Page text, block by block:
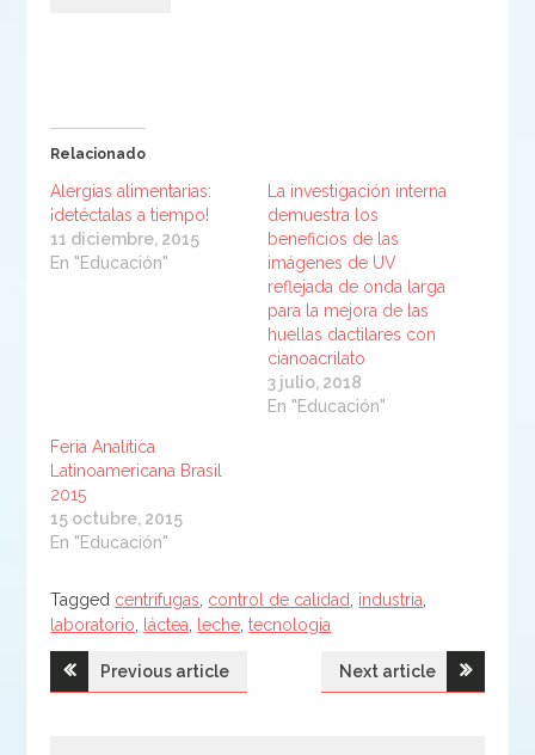
Relacionado
Alergias alimentarias:
¡detéctalas a tiempo!
11 diciembre, 2015
En "Educación"
La investigación interna
demuestra los
beneficios de las
imágenes de UV
reflejada de onda larga
para la mejora de las
huellas dactilares con
cianoacrilato
3 julio, 2018
En "Educación"
Feria Analítica
Latinoamericana Brasil
2015
15 octubre, 2015
En "Educación"
Tagged
Tagged centrifugas control de calidad industria
laboratorio láctea leche ,tecnologia
Navegación
Previous article Next article